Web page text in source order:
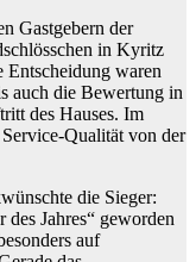
Gastgebern der
in Kyritz
Entscheidung waren
auch die Bewertung in
des Hauses. Im
Qualität von der
die Sieger:
des Jahres“ geworden
auf